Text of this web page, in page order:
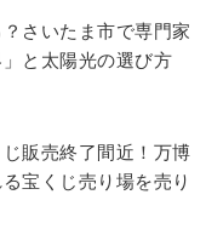
さいたま市で専門家
と太陽光の選び方
販売終了間近！万博
宝くじ売り場を売り